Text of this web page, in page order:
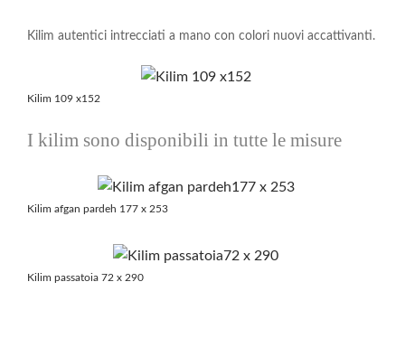
Kilim autentici intrecciati a mano con colori nuovi accattivanti.
Kilim 109 x152
I kilim sono disponibili in tutte le misure
Kilim afgan pardeh 177 x 253
Kilim passatoia 72 x 290